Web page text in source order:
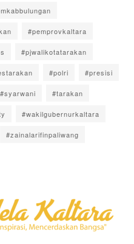
#pemprovkaltara
#pjwalikotatarakan
#polri #presisi
#syarwani #tarakan
#wakilgubernurkaltara
#zainalarifinpaliwang